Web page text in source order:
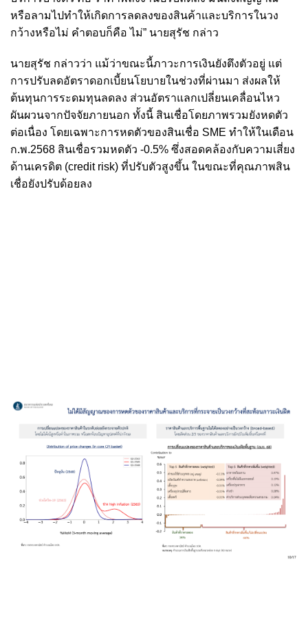
หรือลามไปทำให้เกิดการลดลงของสินค้าและบริการในวง
กว้างหรือไม่ คำตอบก็คือ ไม่” นายสุรัช กล่าว
นายสุรัช กล่าวว่า แม้ว่าขณะนี้ภาวะการเงินยังตึงตัวอยู่ แต่
การปรับลดอัตราดอกเบี้ยนโยบายในช่วงที่ผ่านมา ส่งผลให้
ต้นทุนการระดมทุนลดลง ส่วนอัตราแลกเปลี่ยนเคลื่อนไหว
ผันผวนจากปัจจัยภายนอก ทั้งนี้ สินเชื่อโดยภาพรวมยังหดตัว
ต่อเนื่อง โดยเฉพาะการหดตัวของสินเชื่อ SME ทำให้ในเดือน
ก.พ.2568 สินเชื่อรวมหดตัว -0.5% ซึ่งสอดคล้องกับความเสี่ยง
ด้านเครดิต (credit risk) ที่ปรับตัวสูงขึ้น ในขณะที่คุณภาพสิน
เชื่อยังปรับด้อยลง